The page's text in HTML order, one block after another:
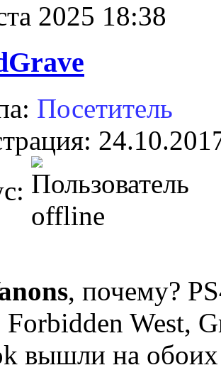
2025 18:38
Посетитель
, почему?
West,
вышли на